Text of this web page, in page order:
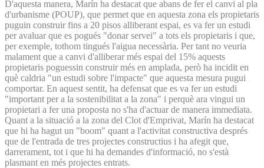
D'aquesta manera, Marín ha destacat que abans de fer el canvi al pla
d'urbanisme (POUP), que permet que en aquesta zona els propietaris
puguin construir fins a 20 pisos alliberant espai, es va fer un estudi
per avaluar que es pogués "donar servei" a tots els propietaris i que,
per exemple, tothom tingués l'aigua necessària. Per tant no veuria
malament que a canvi d'alliberar més espai del 15% aquests
propietaris poguessin construir més en amplada, però ha incidit en
què caldria "un estudi sobre l'impacte" que aquesta mesura pugui
comportar. En aquest sentit, ha defensat que es va fer un estudi
"important per a la sostenibilitat a la zona" i perquè ara vingui un
propietari a fer una proposta no s'ha d'actuar de manera immediata.
Quant a la situació a la zona del Clot d'Emprivat, Marín ha destacat
que hi ha hagut un "boom" quant a l'activitat constructiva després
que de l'entrada de tres projectes constructius i ha afegit que,
darrerament, tot i que hi ha demandes d'informació, no s'està
plasmant en més projectes entrats.